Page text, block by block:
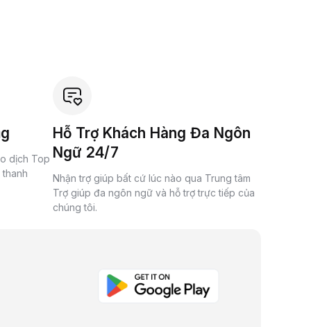
dịch Top
Hỗ Trợ Khách Hàng Đa Ngôn
Ngữ 24/7
Nhận trợ giúp bất cứ lúc nào qua Trung tâm
Trợ giúp đa ngôn ngữ và hỗ trợ trực tiếp của
chúng tôi.